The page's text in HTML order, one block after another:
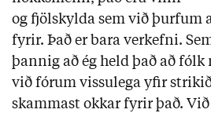
og fjölskylda sem við þurfum
fyrir. Það er bara verkefni.
þannig að ég held það að
við fórum vissulega yfir
skammast okkar fyrir það.